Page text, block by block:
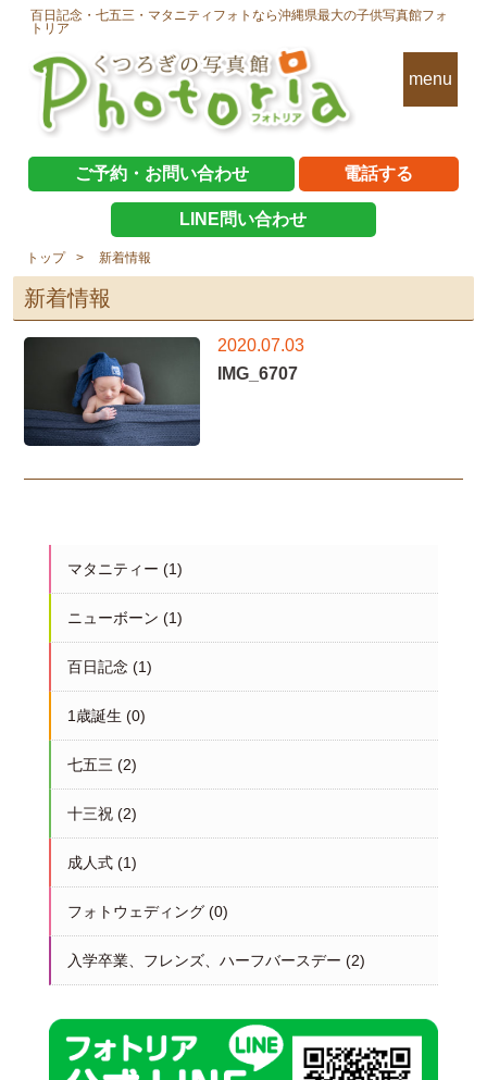
百日記念・七五三・マタニティフォトなら沖縄県最大の子供写真館フォ
トリア
menu
ご予約・お問い合わせ 電話する
LINE問い合わせ
トップ 新着情報
新着情報
2020.07.03
IMG_6707
マタニティー (1)
ニューボーン (1)
百日記念 (1)
1歳誕生 (0)
七五三 (2)
十三祝(2)
成人式(1)
フォトウェディング(0)
入学卒業、フレンズ、ハーフバースデー (2)